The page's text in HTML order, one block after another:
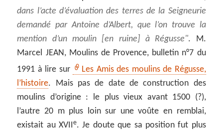
dans l’acte d’évaluation des terres de la Seigneurie
demandé par Antoine d’Albert, que l’on trouve la
mention d’un moulin [en ruine] à Régusse . M.
Marcel JEAN, Moulins de Provence, bulletin n°7 du
1991 à lire sur
Les Amis des moulins de Régusse,
l’histoire. Mais pas de date de construction des
moulins d’origine : le plus vieux avant 1500 (?),
l’autre 20 m plus loin sur une voûte en remblai,
existait au XVIIe. Je doute que sa position fut plus